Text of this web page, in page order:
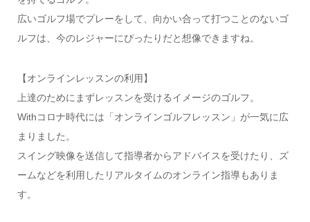
広いゴルフ場でプレーをして、向かい合って打つことのないゴ
ルフは、今のレジャーにぴったりだと想像できますね。
【オンラインレッスンの利用】
上達のためにまずレッスンを受けるイメージのゴルフ。
Withコロナ時代には「オンラインゴルフレッスン」が一気に広
まりました。
スイング映像を送信して指導者からアドバイスを受けたり、ズ
ームなどを利用したリアルタイムのオンライン指導もありま
す。